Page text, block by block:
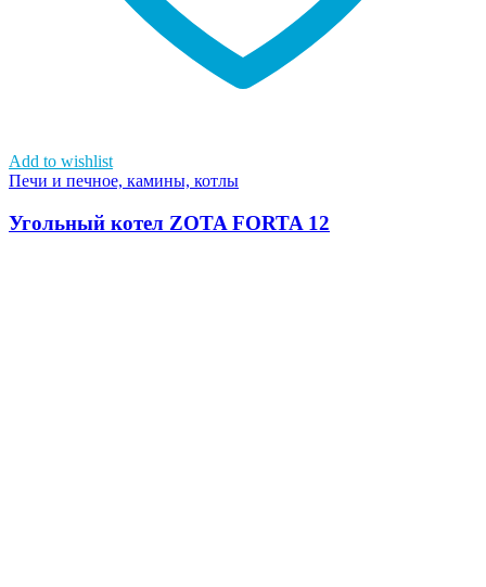
Add to wishlist
Печи и печное, камины, котлы
Угольный котел ZOTA FORTA 12